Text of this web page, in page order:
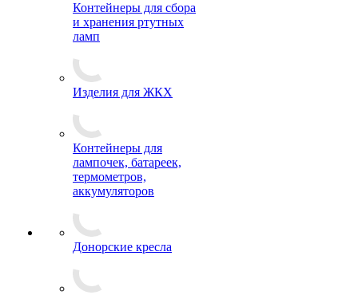
Контейнеры для сбора
и хранения ртутных
ламп
Изделия для ЖКХ
Контейнеры для
лампочек, батареек,
термометров,
аккумуляторов
Донорские кресла